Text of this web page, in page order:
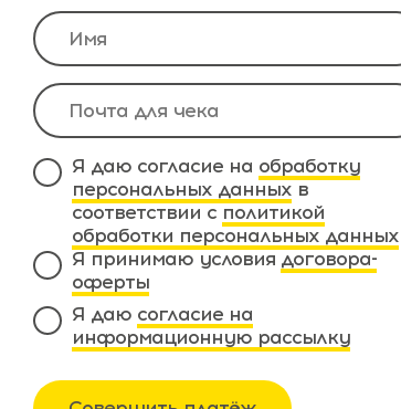
Я даю согласие на обработку
персональных данных в
соответствии с политикой
обработки персональных данных
Я принимаю условия договора-
оферты
Я даю согласие на
информационную рассылку